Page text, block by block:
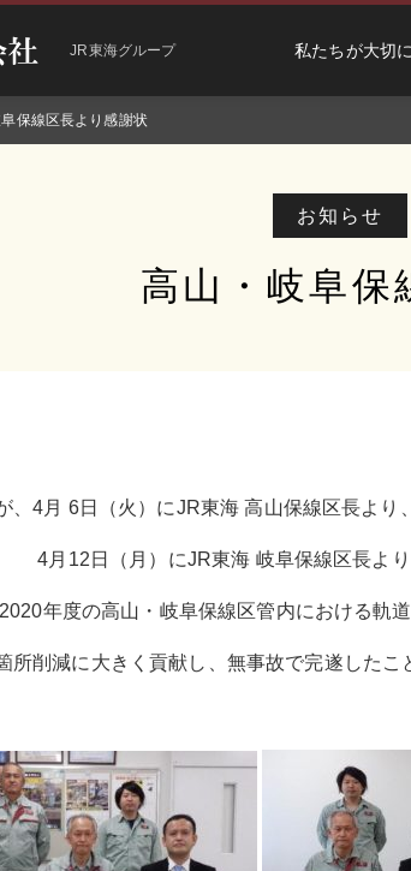
JR東海グループ 私たちが大切
保線区長より感謝状
お知らせ
高山・岐阜保
所が、4月 6日（火）にJR東海
月）にJR東海 岐阜保線区長より、感
年度の高山・岐阜保線区管内における軌
所削減に大きく貢献し、無事故で完遂したこ